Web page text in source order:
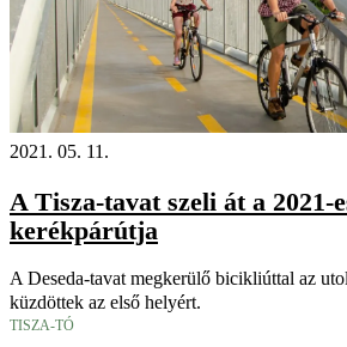
2021. 05. 11.
A Tisza-tavat szeli át a 2021-
kerékpárútja
A Deseda-tavat megkerülő bicikliúttal az
küzdöttek az első helyért.
TISZA-TÓ